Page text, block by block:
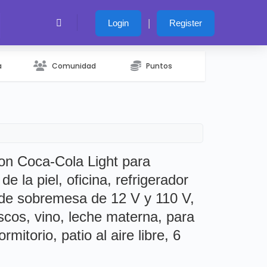
Login | Register
Comunidad Puntos
Coca-Cola Light para
la piel, oficina, refrigerador
sobremesa de 12 V y 110 V,
vino, leche materna, para
patio al aire libre, 6